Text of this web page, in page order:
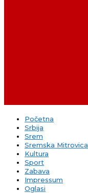
Početna
Srbija
Srem
Sremska Mitrovica
Kultura
Sport
Zabava
Impressum
Oglasi